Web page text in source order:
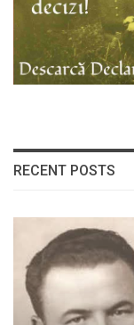
RECENT POSTS